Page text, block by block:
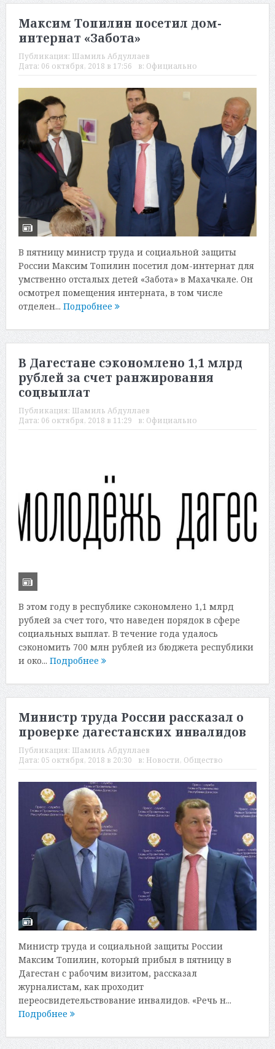
Максим Топилин посетил дом-
интернат «Забота»
Публикация: Шамиль Абдуллаев
Дата: 06 октября, 2018 в 17:56 в: Официально
В пятницу министр труда и социальной защиты
России Максим Топилин посетил дом-интернат для
умственно отсталых детей «Забота» в Махачкале. Он
осмотрел помещения интерната, в том числе
отделен... Подробнее
В Дагестане сэкономлено 1,1 млрд
рублей за счет ранжирования
соцвыплат
Публикация: Шамиль Абдуллаев
Дата: 06 октября, 2018 в 11:29 в: Официально
В этом году в республике сэкономлено 1,1 млрд
рублей за счет того, что наведен порядок в сфере
социальных выплат. В течение года удалось
сэкономить 700 млн рублей из бюджета республики
и око... Подробнее
Министр труда России рассказал о
проверке дагестанских инвалидов
Публикация: Шамиль Абдуллаев
Дата: 05 октября, 2018 в 20:30 в: Новости, Общество
Министр труда и социальной защиты России
Максим Топилин, который прибыл в пятницу в
Дагестан с рабочим визитом, рассказал
журналистам, как проходит
переосвидетельствование инвалидов. «Речь н...
Подробнее